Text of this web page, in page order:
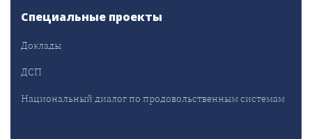
Специальные проекты
Доклады
ДСП
Национальный диалог по продовольственным системам